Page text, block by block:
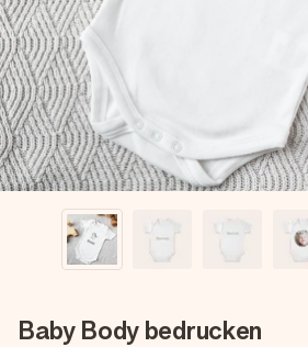
Montag - Freitag : 8:30 - 17:00 Uhr
Samstag - Sonntag : 8:30 - 13:00 Uhr
Baby Body bedrucken